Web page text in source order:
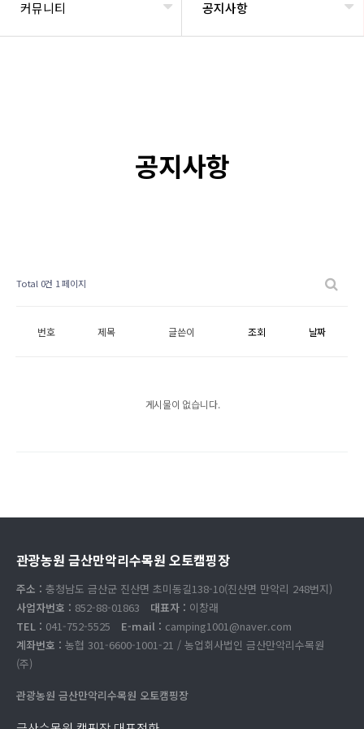
커뮤니티 공지사항
공지사항
Total 0건 1 페이지
번호 제목 글쓴이 조회 날짜
게시물이 없습니다.
관광농원 금산만악리수목원 오토캠핑장
주소 : 충청남도 금산군 진산면 초미동길138-10(진산면 만악리 248번지)
사업자번호 : 852-88-01863 대표자 : 이창래
TEL : 041-752-5525 E-mail : camping1001@naver.com
계좌번호 : 농협 301-6600-1001-21 / 농업회사법인 금산만악리수목원
(주)
관광농원 금산만악리수목원 오토캠핑장